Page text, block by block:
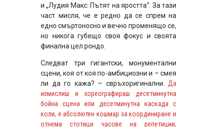
и „Лудия Макс: Пътят на яростта“. За тази
част мисля, че е редно да се спрем на
едно смъртоносно и вечно променящо се,
но никога губещо своя фокус и своята
финална цел рондо.
Следват три гигантски, монументални
сцени, коя от коя по-амбициозни и – смея
ли да го кажа? – свръхоригинални. Да
измислиш и хореографираш десетминутна
бойна сцена или десетминутна каскада с
коли, е абсолютен кошмар за координиране и
отнема стотици часове на репетиции,